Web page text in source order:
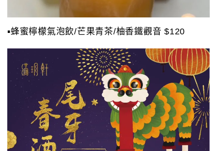
▪️蜂蜜檸檬氣泡飲/芒果青茶/柚香鐵觀音 $120